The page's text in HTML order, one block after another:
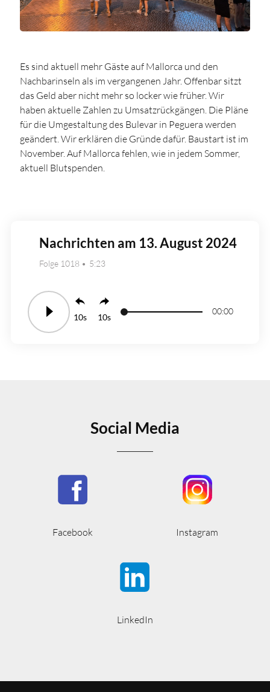
Es sind aktuell mehr Gäste auf Mallorca und den
Nachbarinseln als im vergangenen Jahr. Offenbar sitzt
das Geld aber nicht mehr so locker wie früher. Wir
haben aktuelle Zahlen zu Umsatzrückgängen. Die Pläne
für die Umgestaltung des Bulevar in Peguera werden
geändert. Wir erklären die Gründe dafür. Baustart ist im
November. Auf Mallorca fehlen, wie in jedem Sommer,
aktuell Blutspenden.
Nachrichten am 13. August 2024
Folge 1018 5:23
10 10
00:00
Social Media
Facebook Instagram
LinkedIn